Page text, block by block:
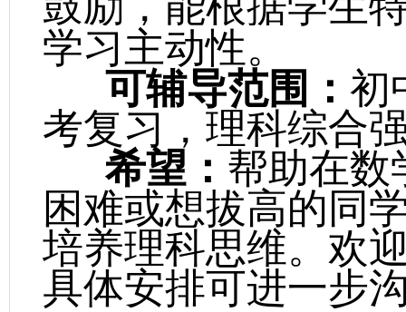
学习主动性。
可辅导范围： 初
考复习，理科综合
希望： 帮助在数
困难或想拔高的同
培养理科思维。欢
具体安排可进一步